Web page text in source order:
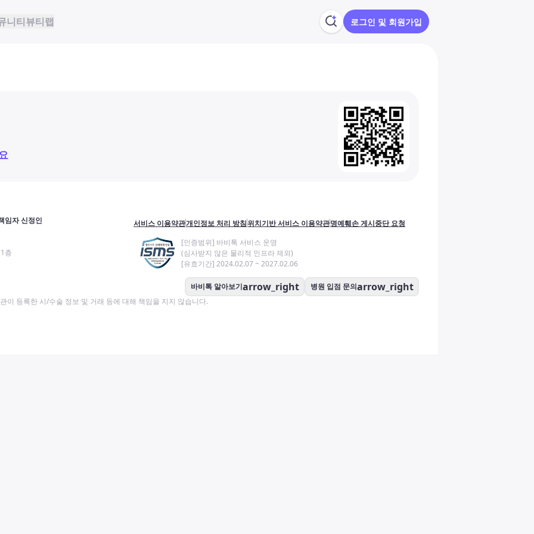
니티뷰티랩 로그인 및 회원가입
임자 신정인
층
서비스 이용약관개인정보 처리 방침위치기반 서비스 이용약관명예훼손 게시중단 요청
[인증범위] 바비톡 서비스 운영
(심사받지 않은 물리적 인프라 제외)
[유효기간] 2024.02.07 ~ 2027.02.06
바비톡 알아보기arrow_right 병원 입점 문의arrow_right
이 등록한 시/수술 정보 및 거래 등에 대해 책임을 지지 않습니다.